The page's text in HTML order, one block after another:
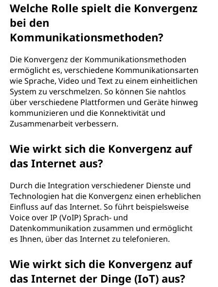
Welche Rolle spielt die Konvergenz
bei den
Kommunikationsmethoden?
Die Konvergenz der Kommunikationsmethoden
ermöglicht es, verschiedene Kommunikationsarten
wie Sprache, Video und Text zu einem einheitlichen
System zu verschmelzen. So können Sie nahtlos
über verschiedene Plattformen und Geräte hinweg
kommunizieren und die Konnektivität und
Zusammenarbeit verbessern.
Wie wirkt sich die Konvergenz auf
das Internet aus?
Durch die Integration verschiedener Dienste und
Technologien hat die Konvergenz einen erheblichen
Einfluss auf das Internet. So führt beispielsweise
Voice over IP (VoIP) Sprach- und
Datenkommunikation zusammen und ermöglicht
es Ihnen, über das Internet zu telefonieren.
Wie wirkt sich die Konvergenz auf
das Internet der Dinge (IoT) aus?